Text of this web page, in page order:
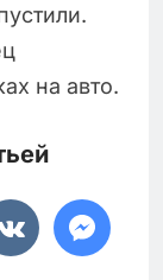
на авто.